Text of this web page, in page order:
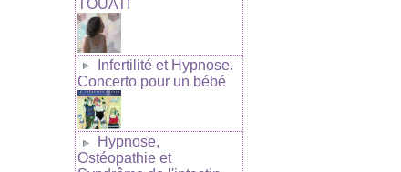
TOUATI
Infertilité et Hypnose.
Concerto pour un bébé
Hypnose,
Ostéopathie et